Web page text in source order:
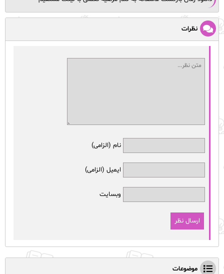
نظرات
نام (الزامی)
ایمیل (الزامی)
وبسایت
موضوعات